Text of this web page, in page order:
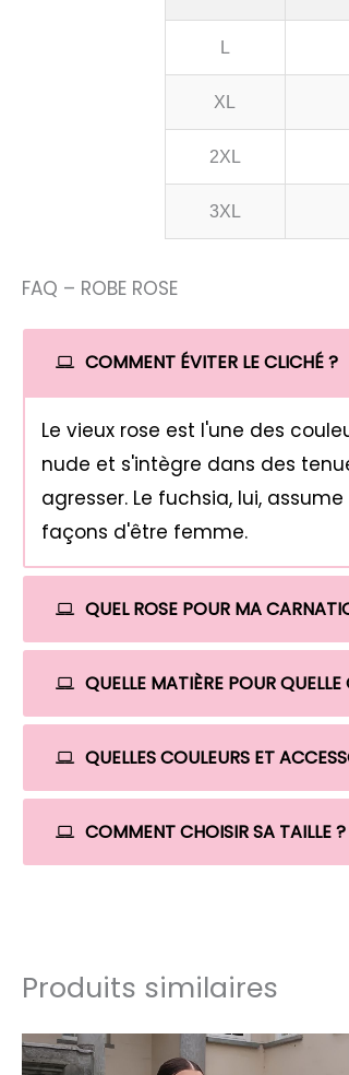
L
XL
2XL
3XL
FAQ – ROBE ROSE
COMMENT ÉVITER LE CLICHÉ ?
Le vieux rose est l'une des
nude et s'intègre dans des
agresser. Le fuchsia, lui,
façons d'être femme.
QUEL ROSE POUR MA
QUELLE MATIÈRE POUR
QUELLES COULEURS ET
COMMENT CHOISIR SA TAILLE ?
Produits similaires